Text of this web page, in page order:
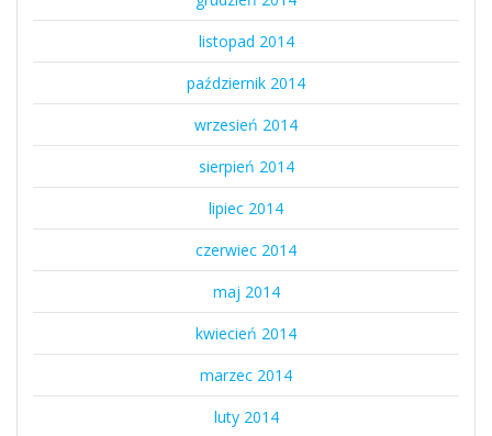
listopad 2014
październik 2014
wrzesień 2014
sierpień 2014
lipiec 2014
czerwiec 2014
maj 2014
kwiecień 2014
marzec 2014
luty 2014